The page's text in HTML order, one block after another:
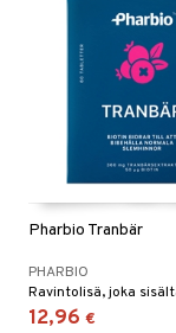
Pharbio Tranbär
PHARBIO
12,96 €